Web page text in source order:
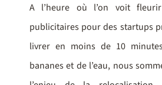
A l’heure où l’on voit
publicitaires pour des startups
livrer en moins de 10
bananes et de l’eau, nous